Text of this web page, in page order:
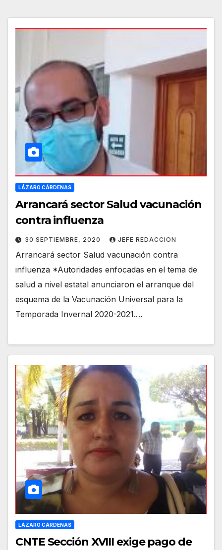
LÁZARO CÁRDENAS
Arrancará sector Salud vacunación
contra influenza
30 SEPTIEMBRE, 2020 JEFE REDACCION
Arrancará sector Salud vacunación contra
influenza *Autoridades enfocadas en el tema de
salud a nivel estatal anunciaron el arranque del
esquema de la Vacunación Universal para la
Temporada Invernal 2020-2021.…
LÁZARO CÁRDENAS
CNTE Sección XVIII exige pago de